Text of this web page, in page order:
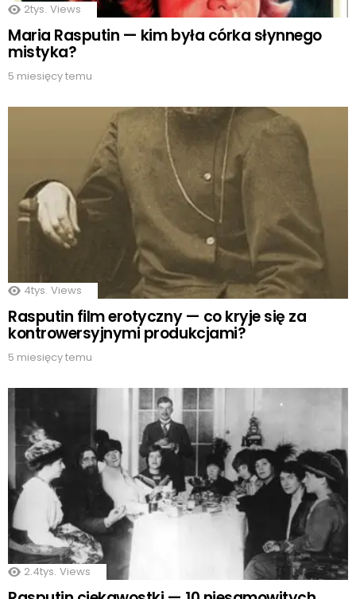
2tys. Views
Maria Rasputin — kim była córka słynnego
mistyka?
5 miesięcy temu
4tys. Views
Rasputin film erotyczny — co kryje się za
kontrowersyjnymi produkcjami?
5 miesięcy temu
2.4tys. Views